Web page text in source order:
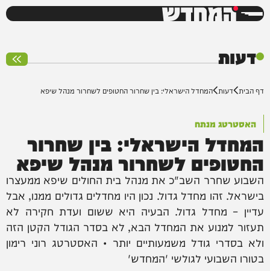
המחדש
דעות
דף הבית דעות המחדל הישראלי: בין שחרור החטופים לשחרור מנהל שיפא
האסטרטג מנתח
המחדל הישראלי: בין שחרור
החטופים לשחרור מנהל שיפא
השבוע שחרר השב"כ את מנהל בית החולים שיפא ממעצרו
בישראל. זהו מחדל גדול. נכון היו מחדלים גדולים ממנו, אבל
עדיין – מחדל גדול. הבעיה היא ששום ועדת חקירה לא
תעזור למנוע את המחדל הבא, לא בסדר הגודל הקטן הזה
ולא בסדרי גודל משמעותיים יותר • האסטרטג רוני רימון
בטורו השבועי לגולשי 'המחדש'